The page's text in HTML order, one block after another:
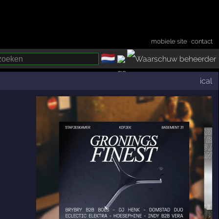
mobiele site ·contact
🇳🇱
ical